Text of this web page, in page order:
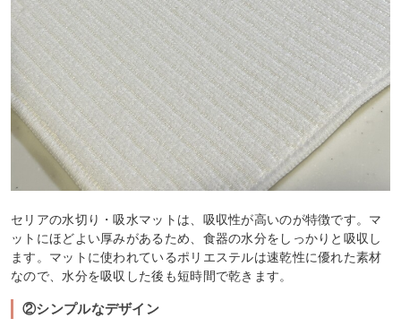
セリアの水切り・吸水マットは、吸収性が高いのが特徴です。マ
ットにほどよい厚みがあるため、食器の水分をしっかりと吸収し
ます。マットに使われているポリエステルは速乾性に優れた素材
なので、水分を吸収した後も短時間で乾きます。
②シンプルなデザイン